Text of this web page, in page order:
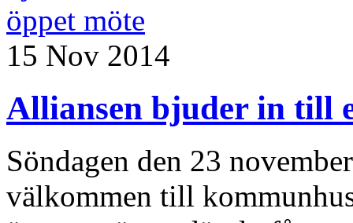
15 Nov 2014
Alliansen bjuder in till
Söndagen den 23
välkommen till